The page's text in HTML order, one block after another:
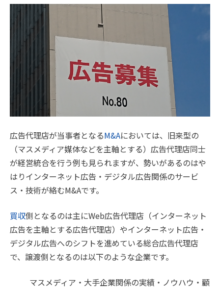
広告代理店が当事者となるM&Aにおいては、旧来型の
（マスメディア媒体などを主軸とする）広告代理店同士
が経営統合を行う例も見られますが、勢いがあるのはや
はりインターネット広告・デジタル広告関係のサービ
ス・技術が絡むM&Aです。
買収側となるのは主にWeb広告代理店（インターネット
広告を主軸とする広告代理店）やインターネット広告・
デジタル広告へのシフトを進めている総合広告代理店
で、譲渡側となるのは以下のような企業です。
マスメディア・大手企業関係の実績・ノウハウ・顧